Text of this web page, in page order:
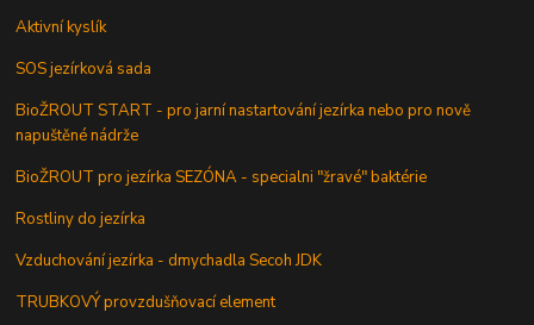
Aktivní kyslík
SOS jezírková sada
BioŽROUT START - pro jarní nastartování jezírka nebo pro nově
napuštěné nádrže
BioŽROUT pro jezírka SEZÓNA - specialni "žravé" baktérie
Rostliny do jezírka
Vzduchování jezírka - dmychadla Secoh JDK
TRUBKOVÝ provzdušňovací element